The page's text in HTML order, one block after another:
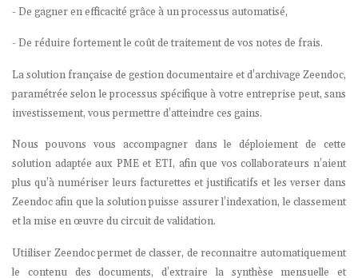
- De gagner en efficacité grâce à un processus automatisé,
- De réduire fortement le coût de traitement de vos notes de frais.
La solution française de gestion documentaire et d’archivage Zeendoc,
paramétrée selon le processus spécifique à votre entreprise peut, sans
investissement, vous permettre d’atteindre ces gains.
Nous pouvons vous accompagner dans le déploiement de cette
solution adaptée aux PME et ETI, afin que vos collaborateurs n’aient
plus qu’à numériser leurs facturettes et justificatifs et les verser dans
Zeendoc afin que la solution puisse assurer l’indexation, le classement
et la mise en œuvre du circuit de validation.
Utiiliser Zeendoc permet de classer, de reconnaitre automatiquement
le contenu des documents, d’extraire la synthèse mensuelle et